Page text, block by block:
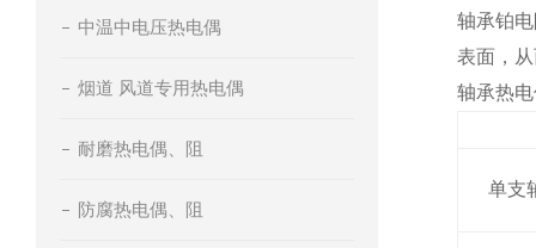
中温中电压热电偶
烟道 风道专用热电偶
耐磨热电偶、阻
防腐热电偶、阻
轴承铂
表面，
轴承热
单支